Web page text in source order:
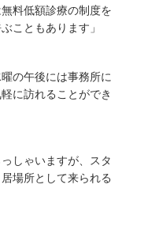
料低額診療の制度を
こともあります」
の午後には事務所に
に訪れることができ
しゃいますが、スタ
場所として来られる